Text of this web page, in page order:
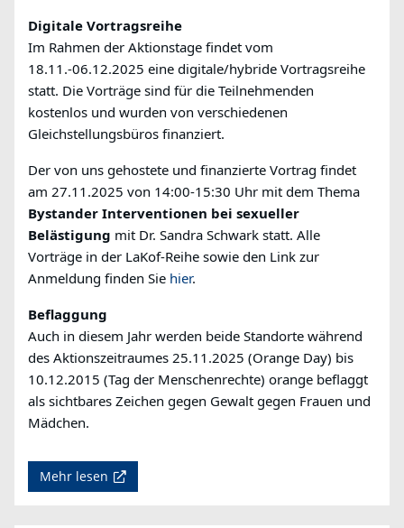
Digitale Vortragsreihe
Im Rahmen der Aktionstage findet vom
18.11.-06.12.2025 eine digitale/hybride Vortragsreihe
statt. Die Vorträge sind für die Teilnehmenden
kostenlos und wurden von verschiedenen
Gleichstellungsbüros finanziert.
Der von uns gehostete und finanzierte Vortrag findet
am 27.11.2025 von 14:00-15:30 Uhr mit dem Thema
Bystander Interventionen bei sexueller
Belästigung mit Dr. Sandra Schwark statt. Alle
Vorträge in der LaKof-Reihe sowie den Link zur
Anmeldung finden Sie hier.
Beflaggung
Auch in diesem Jahr werden beide Standorte während
des Aktionszeitraumes 25.11.2025 (Orange Day) bis
10.12.2015 (Tag der Menschenrechte) orange beflaggt
als sichtbares Zeichen gegen Gewalt gegen Frauen und
Mädchen.
Mehr lesen